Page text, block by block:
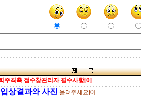
주최측 접수창관리자 필수사항[0]
상결과와 사진 올려주세요[0]